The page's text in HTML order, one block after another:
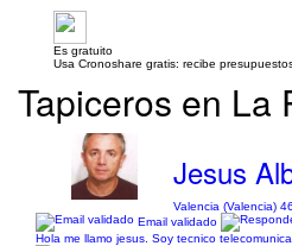
Es gratuito
Usa Cronoshare gratis: recibe
Tapiceros en La
Jesus
Valencia (Valencia)
Email validado
Hola me llamo jesus. Soy tecnico